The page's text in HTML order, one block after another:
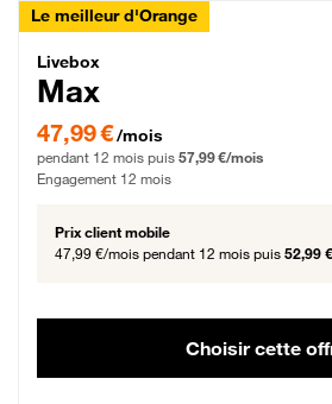
Le meilleur d'Orange
Livebox Max Fibre
Livebox
Max
47,99 € par mois pendant 12 mois puis
47,99 €/mois
pendant 12 mois puis 57,99 €/mois
Engagement 12 mois
Prix client mobile
47,99 €/mois pendant 12 mois puis 52,99
Choisir cette